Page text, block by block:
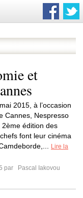
et
2015, à l’occasion
Cannes, Nespresso
édition des
font leur cinéma
Lire la
par
Pascal Iakovou